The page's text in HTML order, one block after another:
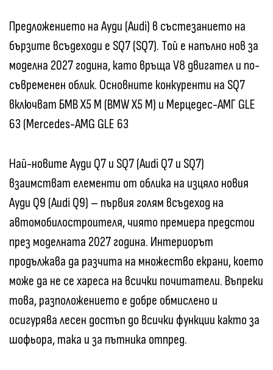
Предложението на Ауди (Audi) в състезанието на
бързите всъдеходи е SQ7 (SQ7). Той е напълно нов за
моделна 2027 година, като връща V8 двигател и по-
съвременен облик. Основните конкуренти на SQ7
включват БМВ X5 M (BMW X5 M) и Мерцедес-АМГ GLE
63 (Mercedes-AMG GLE 63
Най-новите Ауди Q7 и SQ7 (Audi Q7 и SQ7)
взаимстват елементи от облика на изцяло новия
Ауди Q9 (Audi Q9) – първия голям всъдеход на
автомобилостроителя, чиято премиера предстои
през моделната 2027 година. Интериорът
продължава да разчита на множество екрани, което
може да не се хареса на всички почитатели. Въпреки
това, разположението е добре обмислено и
осигурява лесен достъп до всички функции както за
шофьора, така и за пътника отпред.